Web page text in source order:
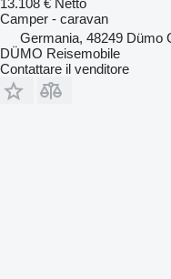
13.108 € Netto
Camper - caravan
Germania, 48249 Dümo
DÜMO Reisemobile
Contattare il venditore